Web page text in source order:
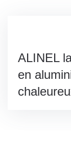
ALINEL
en